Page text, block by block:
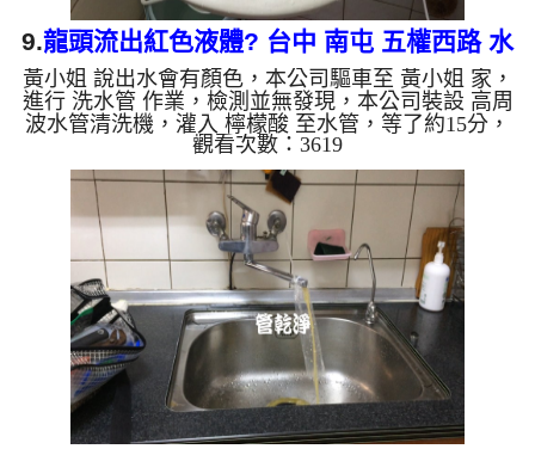
9.龍頭流出紅色液體? 台中 南屯 五權西路 水
管清洗
黃小姐 說出水會有顏色，本公司驅車至 黃小姐 家，
進行 洗水管 作業，檢測並無發現，本公司裝設 高周
波水管清洗機，灌入 檸檬酸 至水管，等了約15分，
開啟 水管清洗機 ，啟動 螺旋波 模式，剛洗就流出鐵
鏽水，一下又流出黃綠色髒水，最後居然流出深紅色
鏽水，兩個多小時後，出水變乾淨出水量變大了。
如是自來水，如水管老化，會產生鐵鏽跟泥沙堆積，
洗出來的水就會是咖啡色，地下水含有氧化錳，管壁
上會結成黑色管垢，洗出來的水會跟石油一樣黑，有
些洗出綠色的水，是因為裡面有銅的物質，生鏽產生
銅綠，如是藍色的...
觀看次數：3619